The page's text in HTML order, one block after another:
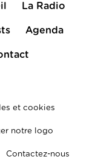
La Radio
Agenda
et cookies
notre logo
Contactez-nous